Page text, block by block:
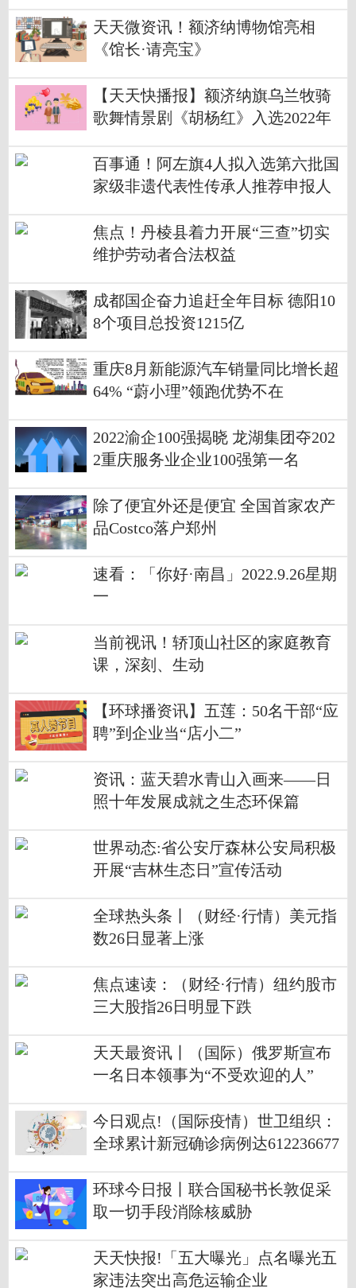
天天微资讯！额济纳博物馆亮相
《馆长·请亮宝》
【天天快播报】额济纳旗乌兰牧骑
歌舞情景剧《胡杨红》入选2022年
剧目名单
百事通！阿左旗4人拟入选第六批国
家级非遗代表性传承人推荐申报人
焦点！丹棱县着力开展“三查”切实
维护劳动者合法权益
成都国企奋力追赶全年目标 德阳10
8个项目总投资1215亿
重庆8月新能源汽车销量同比增长超
64% “蔚小理”领跑优势不在
2022渝企100强揭晓 龙湖集团夺202
2重庆服务业企业100强第一名
除了便宜外还是便宜 全国首家农产
品Costco落户郑州
速看：「你好·南昌」2022.9.26星期
一
当前视讯！轿顶山社区的家庭教育
课，深刻、生动
【环球播资讯】五莲：50名干部“应
聘”到企业当“店小二”
资讯：蓝天碧水青山入画来——日
照十年发展成就之生态环保篇
世界动态:省公安厅森林公安局积极
开展“吉林生态日”宣传活动
全球热头条丨（财经·行情）美元指
数26日显著上涨
焦点速读：（财经·行情）纽约股市
三大股指26日明显下跌
天天最资讯丨（国际）俄罗斯宣布
一名日本领事为“不受欢迎的人”
今日观点!（国际疫情）世卫组织：
全球累计新冠确诊病例达612236677
环球今日报丨联合国秘书长敦促采
取一切手段消除核威胁
天天快报!「五大曝光」点名曝光五
家违法突出高危运输企业